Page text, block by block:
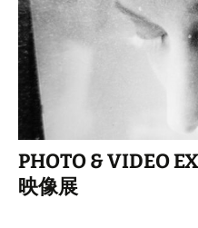
PHOTO & VIDEO
映像展